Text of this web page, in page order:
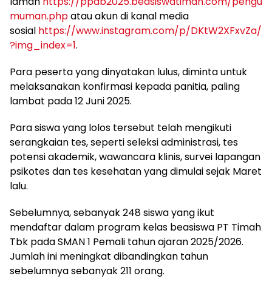
muman.phpatau akun di kanal media
sosial https://www.instagram.com/p/DKtW2XFxvZa/
?img_index=1.
Para peserta yang dinyatakan lulus, diminta untuk
melaksanakan konfirmasi kepada panitia, paling
lambat pada 12 Juni 2025.
Para siswa yang lolos tersebut telah mengikuti
serangkaian tes, seperti seleksi administrasi, tes
potensi akademik, wawancara klinis, survei lapangan
psikotes dan tes kesehatan yang dimulai sejak Maret
lalu.
Sebelumnya, sebanyak 248 siswa yang ikut
mendaftar dalam program kelas beasiswa PT Timah
Tbk pada SMAN 1 Pemali tahun ajaran 2025/2026.
Jumlah ini meningkat dibandingkan tahun
sebelumnya sebanyak 211 orang.